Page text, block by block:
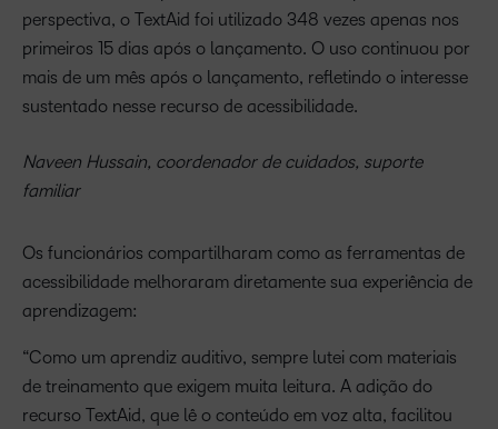
perspectiva, o TextAid foi utilizado 348 vezes apenas nos
primeiros 15 dias após o lançamento. O uso continuou por
mais de um mês após o lançamento, refletindo o interesse
sustentado nesse recurso de acessibilidade.
Naveen Hussain, coordenador de cuidados, suporte
familiar
Os funcionários compartilharam como as ferramentas de
acessibilidade melhoraram diretamente sua experiência de
aprendizagem:
“Como um aprendiz auditivo, sempre lutei com materiais
de treinamento que exigem muita leitura. A adição do
recurso TextAid, que lê o conteúdo em voz alta, facilitou